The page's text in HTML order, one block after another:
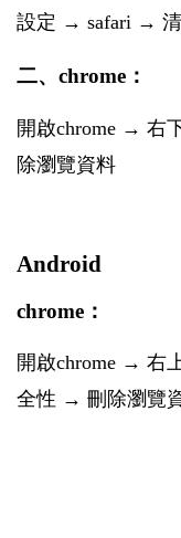
設定 → safari →
二、chrome：
開啟chrome →
除瀏覽資料
Android
chrome：
開啟chrome → 右
全性 → 刪除瀏覽